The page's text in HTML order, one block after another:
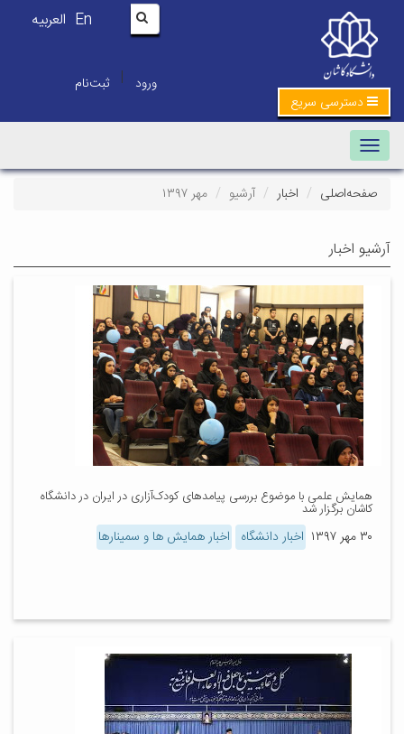
En العربیه
ورود | ثبت‌نام
دسترسی سریع
Toggle navigation
صفحه‌اصلی اخبار آرشیو مهر ۱۳۹۷
آرشیو اخبار
همایش علمی با موضوع بررسی پیامدهای کودک‌آزاری در ایران در دانشگاه
کاشان برگزار شد
۳۰ مهر ۱۳۹۷ اخبار دانشگاه اخبار همایش ها و سمینارها